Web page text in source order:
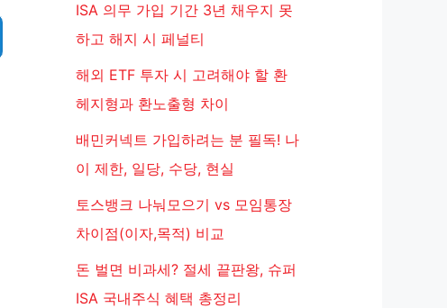
ISA 의무 가입 기간 3년 채우지 못
하고 해지 시 페널티
해외 ETF 투자 시 고려해야 할 환
헤지형과 환노출형 차이
배민커넥트 가입하려는 분 필독! 나
이 제한, 일당, 수당, 현실
토스뱅크 나눠모으기 vs 모임통장
차이점(이자,목적) 비교
돈 벌면 비과세? 절세 끝판왕, 슈퍼
ISA 국내주식 혜택 총정리